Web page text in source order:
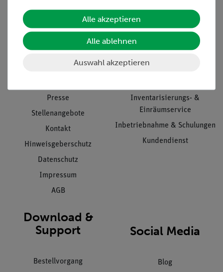
Informationen
Unternehmen
Presse
Stellenangebote
Kontakt
Hinweisgeberschutz
Datenschutz
Impressum
AGB
Service
Übersicht Service
Inventarisierungs- &
Einräumservice
Inbetriebnahme & Schulungen
Kundendienst
Download &
Support
Bestellvorgang
Social Media
Blog
Alle akzeptieren
Alle ablehnen
Auswahl akzeptieren